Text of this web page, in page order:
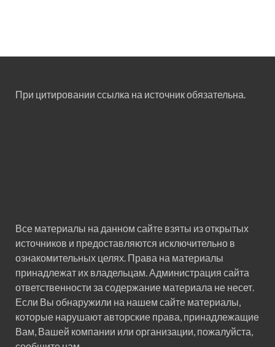
При цитировании ссылка на источник обязательна.
Все материалы на данном сайте взяты из открытых
источников и предоставляются исключительно в
ознакомительных целях. Права на материалы
принадлежат их владельцам. Администрация сайта
ответственности за содержание материала не несет.
Если Вы обнаружили на нашем сайте материалы,
которые нарушают авторские права, принадлежащие
Вам, Вашей компании или организации, пожалуйста,